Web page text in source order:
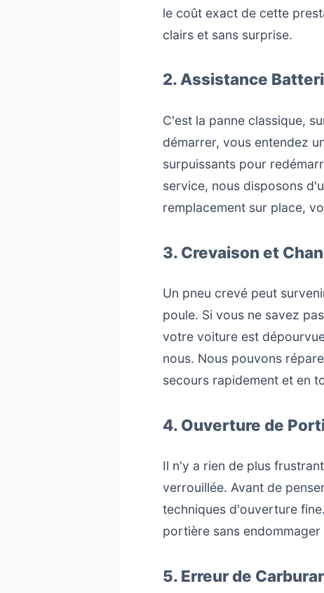
le coût exact de cette
clairs et sans surprise.
2. Assistance
C'est la panne classique,
démarrer, vous entendez
surpuissants pour
service, nous disposons
remplacement sur place,
3. Crevaison et
Un pneu crevé peut
poule. Si vous ne savez
votre voiture est
nous. Nous pouvons
secours rapidement et en
4. Ouverture de
Il n'y a rien de plus
verrouillée. Avant de
techniques d'ouverture
portière sans
5. Erreur de